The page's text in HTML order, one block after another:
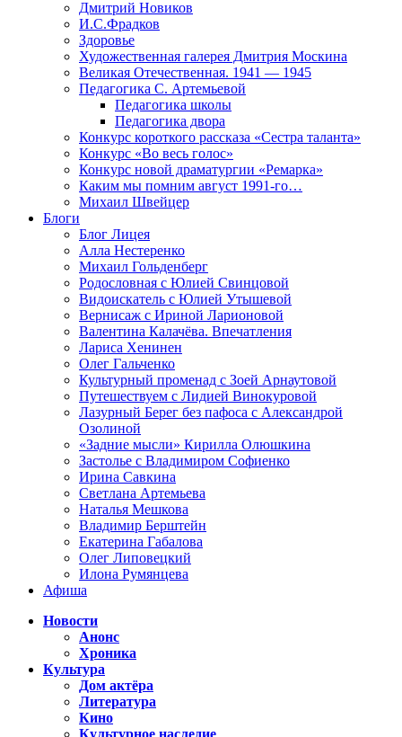
Дмитрий Новиков
И.С.Фрадков
Здоровье
Художественная галерея Дмитрия Москина
Великая Отечественная. 1941 — 1945
Педагогика С. Артемьевой
Педагогика школы
Педагогика двора
Конкурс короткого рассказа «Сестра таланта»
Конкурс «Во весь голос»
Конкурс новой драматургии «Ремарка»
Каким мы помним август 1991-го…
Михаил Швейцер
Блоги
Блог Лицея
Алла Нестеренко
Михаил Гольденберг
Родословная с Юлией Свинцовой
Видоискатель с Юлией Утышевой
Вернисаж с Ириной Ларионовой
Валентина Калачёва. Впечатления
Лариса Хенинен
Олег Гальченко
Культурный променад с Зоей Арнаутовой
Путешествуем с Лидией Винокуровой
Лазурный Берег без пафоса с Александрой
Озолиной
«Задние мысли» Кирилла Олюшкина
Застолье с Владимиром Софиенко
Ирина Савкина
Светлана Артемьева
Наталья Мешкова
Владимир Берштейн
Екатерина Габалова
Олег Липовецкий
Илона Румянцева
Афиша
Новости
Анонс
Хроника
Культура
Дом актёра
Литература
Кино